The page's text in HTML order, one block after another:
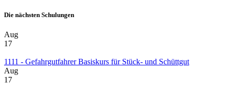
Die nächsten Schulungen
Aug
17
1111 - Gefahrgutfahrer Basiskurs für Stück- und Schüttgut
Aug
17